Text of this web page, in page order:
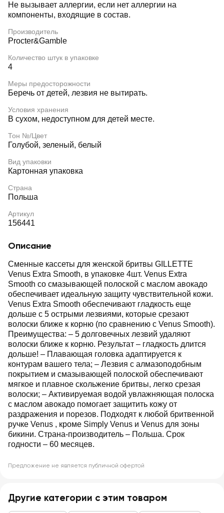
Не вызывает аллергии, если нет аллергии на
компоненты, входящие в состав.
Производитель
Procter&Gamble
Количество штук в упаковке
4
Меры предосторожности
Беречь от детей, лезвия не вытирать.
Условия хранения
В сухом, недоступном для детей месте.
Тон №/Цвет
Голубой, зеленый, белый
Вид упаковки
Картонная упаковка
Страна
Польша
Артикул
156441
Описание
Сменные кассеты для женской бритвы GILLETTE
Venus Extra Smooth, в упаковке 4шт. Venus Extra
Smooth со смазывающей полоской с маслом авокадо
обеспечивает идеальную защиту чувствительной кожи.
Venus Extra Smooth обеспечивают гладкость еще
дольше с 5 острыми лезвиями, которые срезают
волоски ближе к корню (по сравнению с Venus Smooth).
Преимущества: – 5 долговечных лезвий удаляют
волоски ближе к корню. Результат – гладкость длится
дольше! – Плавающая головка адаптируется к
контурам вашего тела; – Лезвия с алмазоподобным
покрытием и смазывающей полоской обеспечивают
мягкое и плавное скольжение бритвы, легко срезая
волоски; – Активируемая водой увлажняющая полоска
с маслом авокадо помогает защитить кожу от
раздражения и порезов. Подходят к любой бритвенной
ручке Venus , кроме Simply Venus и Venus для зоны
бикини. Страна-производитель – Польша. Срок
годности – 60 месяцев.
Предложение не является публичной офертой
Другие категории с этим товаром